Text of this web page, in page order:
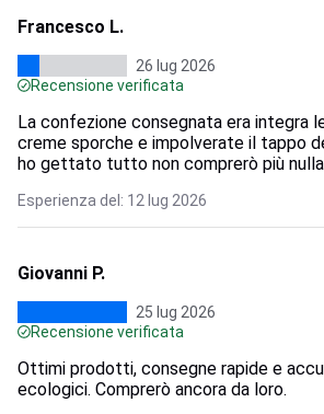
Francesco L.
26 lug 2026
Recensione verificata
La confezione consegnata era integra
creme sporche e impolverate il tappo
ho gettato tutto non comprerò più
Esperienza del: 12 lug 2026
Giovanni P.
25 lug 2026
Recensione verificata
Ottimi prodotti, consegne rapide e
ecologici. Comprerò ancora da loro.